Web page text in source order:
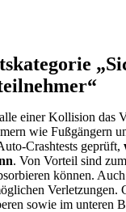
einer Kollision das
wie Fußgängern
Crashtests geprüft,
. Von Vorteil sind
können.
Verletzungen.
sowie im unteren